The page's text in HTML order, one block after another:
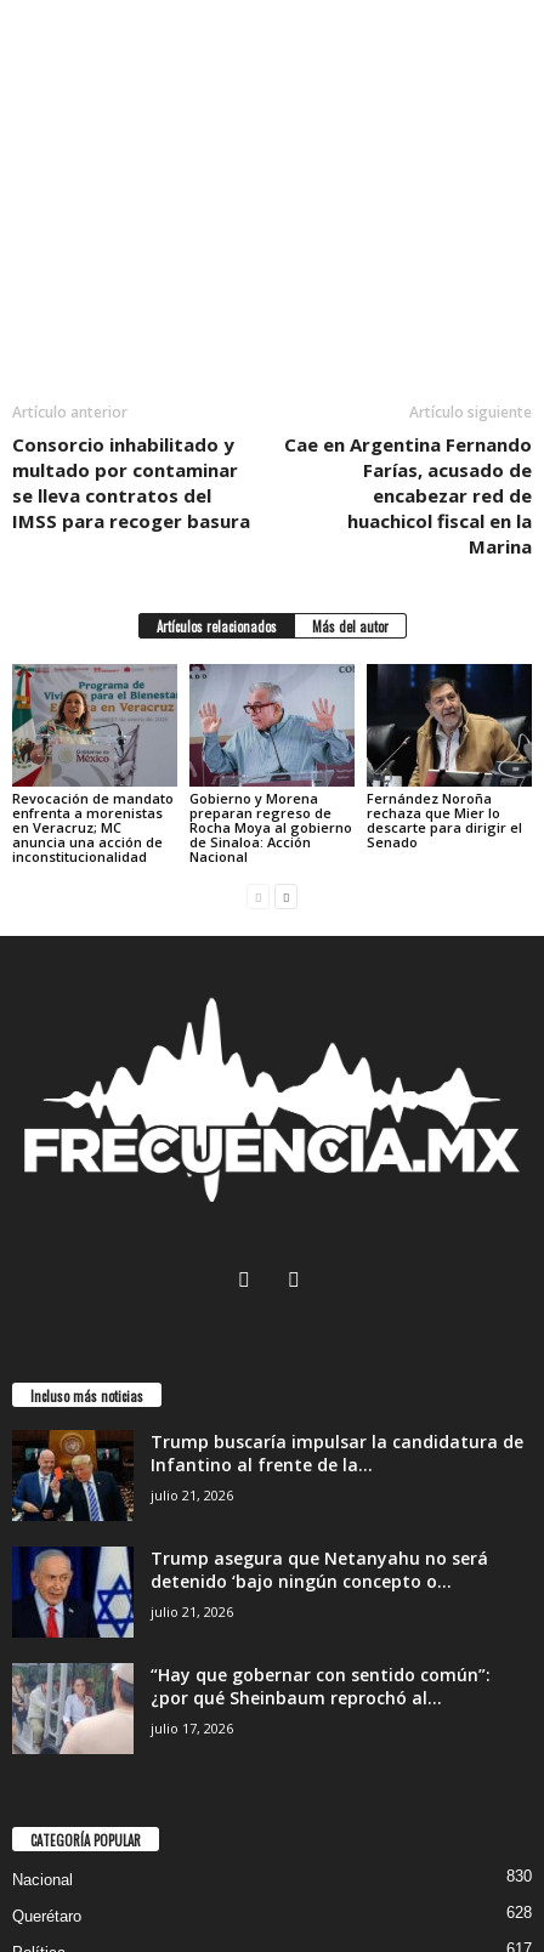
Artículo anterior
Consorcio inhabilitado y
multado por contaminar
se lleva contratos del
IMSS para recoger basura
Artículo siguiente
Cae en Argentina Fernando
Farías, acusado de
encabezar red de
huachicol fiscal en la
Marina
Artículos relacionados Más del autor
Revocación de mandato
enfrenta a morenistas
en Veracruz; MC
anuncia una acción de
inconstitucionalidad
Gobierno y Morena
preparan regreso de
Rocha Moya al gobierno
de Sinaloa: Acción
Nacional
Fernández Noroña
rechaza que Mier lo
descarte para dirigir el
Senado
Incluso más noticias
Trump buscaría impulsar la candidatura de
Infantino al frente de la...
julio 21, 2026
Trump asegura que Netanyahu no será
detenido ‘bajo ningún concepto o...
julio 21, 2026
“Hay que gobernar con sentido común”:
¿por qué Sheinbaum reprochó al...
julio 17, 2026
CATEGORÍA POPULAR
Nacional 830
Querétaro 628